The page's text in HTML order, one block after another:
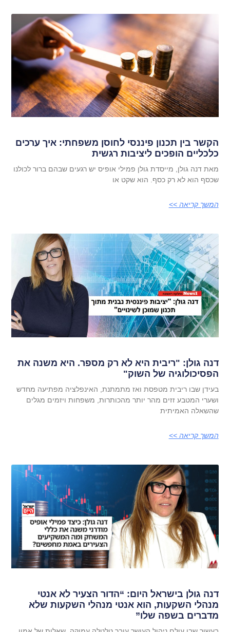
הקשר בין תכנון פיננסי לחוסן משפחתי: איך ערכים
כלכליים הופכים ליציבות רגשית
מאת דנה גולן, מייסדת גולן פמילי אופיס יש רגעים שבהם ברור לכולנו
שכסף הוא לא רק כסף. הוא שקט או
המשך קריאה >>
דנה גולן: "ריבית היא לא רק מספר. היא משנה את
הפסיכולוגיה של השוק"
בעידן שבו ריבית מטפסת ואז מתמתנת, האינפלציה מפתיעה מחדש
ושערי המטבע זזים מהר יותר מהכותרות, משפחות ויזמים מגלים
שהשאלה האמיתית
המשך קריאה >>
דנה גולן בישראל היום: “הדור הצעיר לא אנטי
מנהלי השקעות, הוא אנטי מנהלי השקעות שלא
מדברים בשפה שלו”